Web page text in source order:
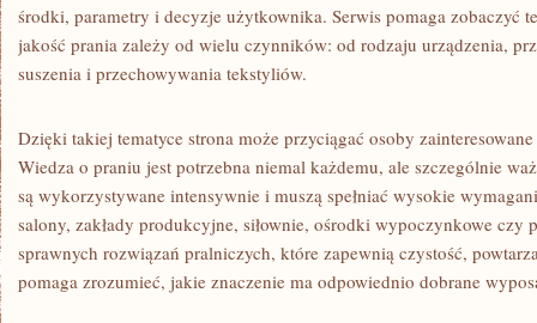
środki, parametry i decyzje użytkownika. Serwis pomaga zobaczyć
jakość prania zależy od wielu czynników: od rodzaju urządzenia,
suszenia i przechowywania tekstyliów.
Dzięki takiej tematyce strona może przyciągać osoby
Wiedza o praniu jest potrzebna niemal każdemu, ale szczególnie
są wykorzystywane intensywnie i muszą spełniać wysokie
salony, zakłady produkcyjne, siłownie, ośrodki wypoczynkowe czy
sprawnych rozwiązań pralniczych, które zapewnią czystość,
pomaga zrozumieć, jakie znaczenie ma odpowiednio dobrane